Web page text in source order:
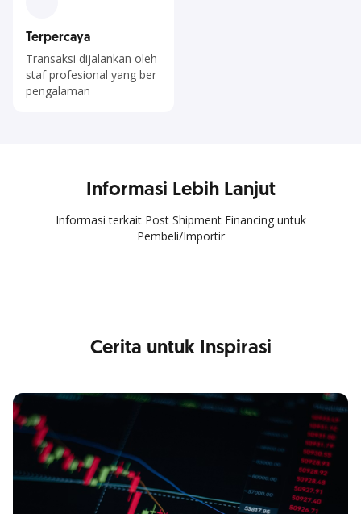
Terpercaya
Transaksi dijalankan oleh
staf profesional yang ber
pengalaman
Informasi Lebih Lanjut
Informasi terkait Post Shipment Financing untuk
Pembeli/Importir
Cerita untuk Inspirasi